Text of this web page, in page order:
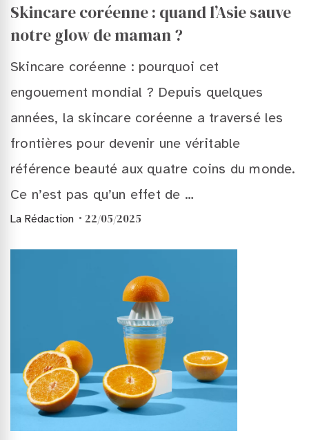
Skincare coréenne : quand l’Asie sauve
notre glow de maman ?
Skincare coréenne : pourquoi cet
engouement mondial ? Depuis quelques
années, la skincare coréenne a traversé les
frontières pour devenir une véritable
référence beauté aux quatre coins du monde.
Ce n’est pas qu’un effet de …
La Rédaction 22/05/2025